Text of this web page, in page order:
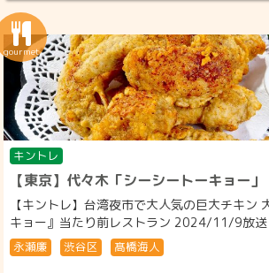
キントレ
【東京】代々木「シーシートーキョー」
【キントレ】台湾夜市で大人気の巨大チキン
キョー』当たり前レストラン 2024/11/9放送
永瀬廉 渋谷区 髙橋海人